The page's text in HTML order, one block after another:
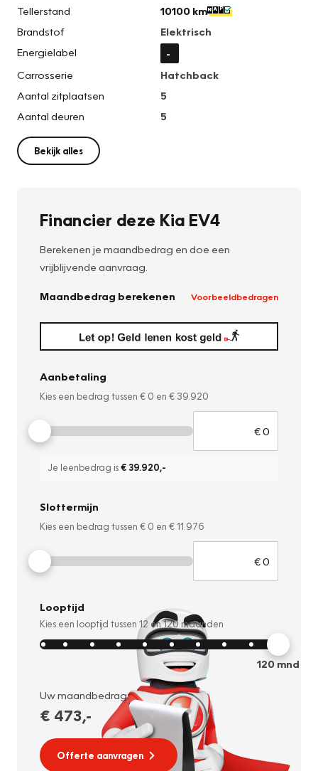
Tellerstand
10100 km
Brandstof
Elektrisch
Energielabel
-
Carrosserie
Hatchback
Aantal zitplaatsen
5
Aantal deuren
5
Bekijk alles
Financier deze Kia EV4
Berekenen je maandbedrag en doe een
vrijblijvende aanvraag.
Maandbedrag berekenen Voorbeeldbedragen
Aanbetaling
Kies een bedrag tussen € 0 en € 39.920
Je leenbedrag is€ 39.920,-
Slottermijn
Kies een bedrag tussen € 0 en € 11.976
Looptijd
Kies een looptijd tussen 12 en120 maanden
120mnd
Uw maandbedrag:
€ 473,-
Offerte aanvragen